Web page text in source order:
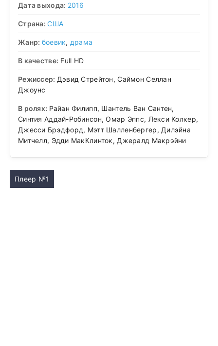
Дата выхода: 2016
Страна:США
Жанр: боевик, драма
В качестве: Full HD
Режиссер: Дэвид Стрейтон, Саймон Селлан
Джоунс
В ролях: Райан Филипп, Шантель Ван Сантен,
Синтия Аддай-Робинсон, Омар Эппс, Лекси Колкер,
Джесси Брэдфорд, Мэтт Шалленбергер, Дилэйна
Митчелл, Эдди МакКлинток, Джералд Макрэйни
Плеер №1